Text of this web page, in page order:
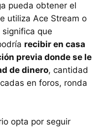
pueda obtener el
utiliza Ace Stream o
que
recibir en casa
previa donde se le
de dinero, cantidad
en foros, ronda
opta por seguir